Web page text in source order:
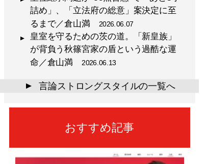
詰め」、「立法府の総意」案決定に至
るまで／倉山満 2026.06.07
皇室を守るための茨の道。「新皇族」
が背負う秋篠宮家の盾という過酷な運
命／倉山満
2026.06.13
▲ 言論ストロングスタイルの一覧へ
おすすめ記事